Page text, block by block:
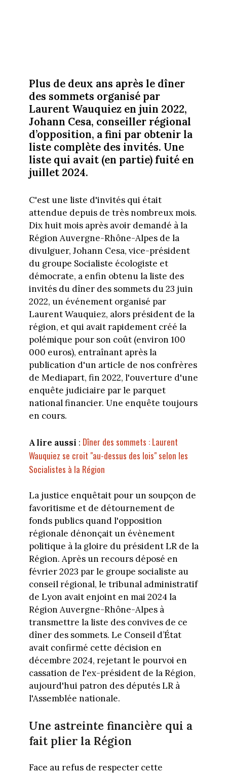
Plus de deux ans après le dîner
des sommets organisé par
Laurent Wauquiez en juin 2022,
Johann Cesa, conseiller régional
d’opposition, a fini par obtenir la
liste complète des invités. Une
liste qui avait (en partie) fuité en
juillet 2024.
C'est une liste d'invités qui était
attendue depuis de très nombreux mois.
Dix huit mois après avoir demandé à la
Région Auvergne-Rhône-Alpes de la
divulguer, Johann Cesa, vice-président
du groupe Socialiste écologiste et
démocrate, a enfin obtenu la liste des
invités du dîner des sommets du 23 juin
2022, un événement organisé par
Laurent Wauquiez, alors président de la
région, et qui avait rapidement créé la
polémique pour son coût (environ 100
000 euros), entraînant après la
publication d'un article de nos confrères
de Mediapart, fin 2022, l'ouverture d'une
enquête judiciaire par le parquet
national financier. Une enquête toujours
en cours.
A lire aussi : Dîner des sommets : Laurent
Wauquiez se croit "au-dessus des lois" selon les
Socialistes à la Région
La justice enquêtait pour un soupçon de
favoritisme et de détournement de
fonds publics quand l'opposition
régionale dénonçait un évènement
politique à la gloire du président LR de la
Région. Après un recours déposé en
février 2023 par le groupe socialiste au
conseil régional, le tribunal administratif
de Lyon avait enjoint en mai 2024 la
Région Auvergne-Rhône-Alpes à
transmettre la liste des convives de ce
dîner des sommets. Le Conseil d’État
avait confirmé cette décision en
décembre 2024, rejetant le pourvoi en
cassation de l'ex-président de la Région,
aujourd'hui patron des députés LR à
l'Assemblée nationale.
Une astreinte financière qui a
fait plier la Région
Face au refus de respecter cette